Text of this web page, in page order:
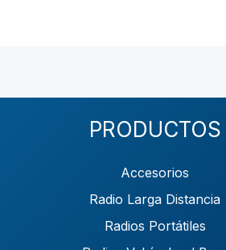
PRODUCTOS
Accesorios
Radio Larga Distancia
Radios Portátiles